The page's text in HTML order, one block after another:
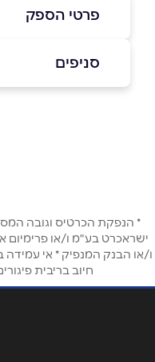
פרטי הספק
באתר
טלפון*
סניפים
* הנפקת הכרטיס וגובה
ישראכרט בע"מ ו/או
ו/או הבנק המנפיק * אי עמידה
חיוב בריבית